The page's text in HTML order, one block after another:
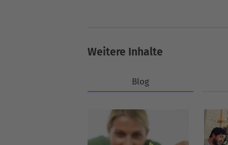
Weitere Inhalte
Blog